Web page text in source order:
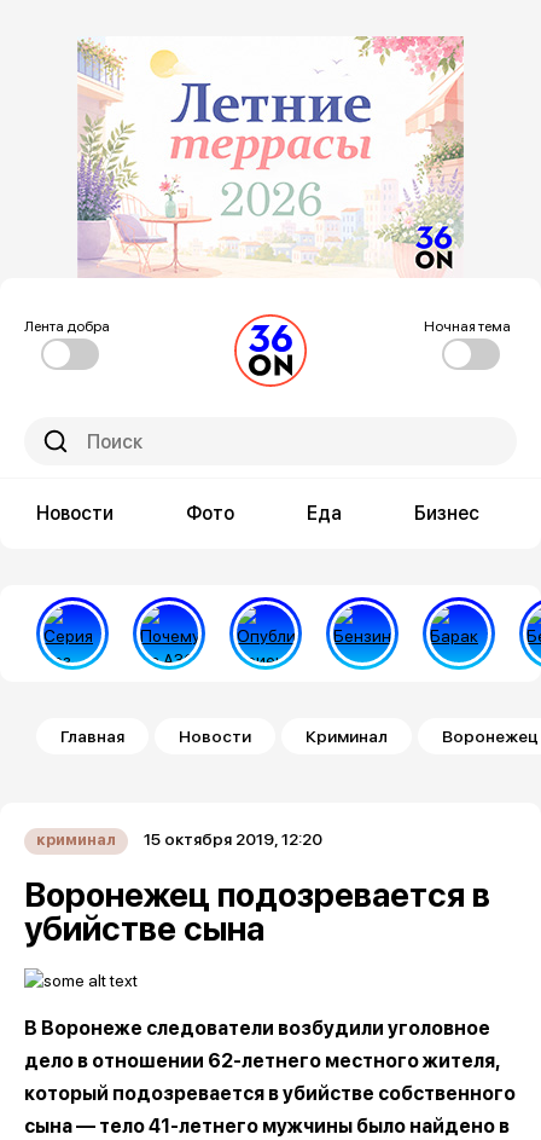
Лента добра Ночная тема
Новости Фото Еда Бизнес
Строка навигации
Главная Новости Криминал Воронежец
криминал 15 октября 2019, 12:20
Воронежец подозревается в
убийстве сына
В Воронеже следователи возбудили уголовное
дело в отношении 62-летнего местного жителя,
который подозревается в убийстве собственного
сына — тело 41-летнего мужчины было найдено в